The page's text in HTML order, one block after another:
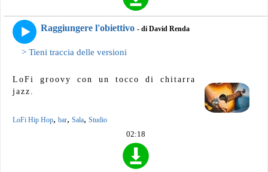
Raggiungere l'obiettivo - di David Renda
> Tieni traccia delle versioni
LoFi groovy con un tocco di chitarra
jazz.
LoFi Hip Hop, bar, Sala, Studio
02:18